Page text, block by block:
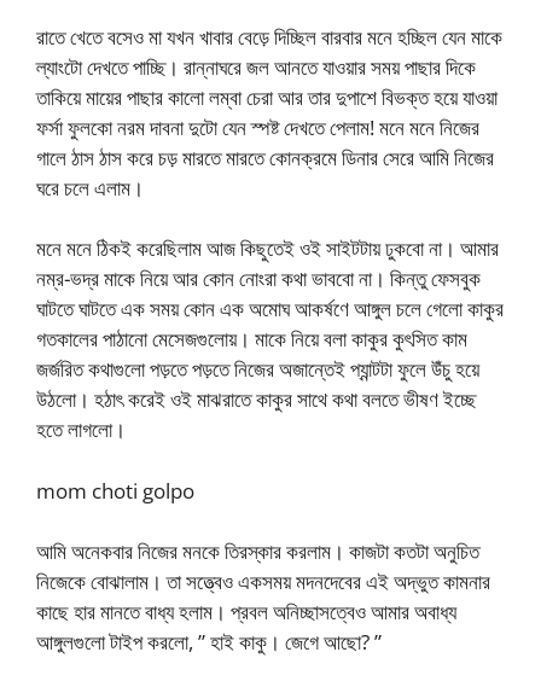
রাতে খেতে বসেও মা যখন খাবার বেড়ে দিচ্ছিল বারবার মনে হচ্ছিল যেন মাকে
ল্যাংটো দেখতে পাচ্ছি। রান্নাঘরে জল আনতে যাওয়ার সময় পাছার দিকে
তাকিয়ে মায়ের পাছার কালো লম্বা চেরা আর তার দুপাশে বিভক্ত হয়ে যাওয়া
ফর্সা ফুলকো নরম দাবনা দুটো যেন স্পষ্ট দেখতে পেলাম! মনে মনে নিজের
গালে ঠাস ঠাস করে চড় মারতে মারতে কোনক্রমে ডিনার সেরে আমি নিজের
ঘরে চলে এলাম।
মনে মনে ঠিকই করেছিলাম আজ কিছুতেই ওই সাইটটায় ঢুকবো না। আমার
নম্র-ভদ্র মাকে নিয়ে আর কোন নোংরা কথা ভাববো না। কিন্তু ফেসবুক
ঘাটতে ঘাটতে এক সময় কোন এক অমোঘ আকর্ষণে আঙ্গুল চলে গেলো কাকুর
গতকালের পাঠানো মেসেজগুলোয়। মাকে নিয়ে বলা কাকুর কুৎসিত কাম
জর্জরিত কথাগুলো পড়তে পড়তে নিজের অজান্তেই প্যান্টটা ফুলে উঁচু হয়ে
উঠলো। হঠাৎ করেই ওই মাঝরাতে কাকুর সাথে কথা বলতে ভীষণ ইচ্ছে
হতে লাগলো।
mom choti golpo
আমি অনেকবার নিজের মনকে তিরস্কার করলাম। কাজটা কতটা অনুচিত
নিজেকে বোঝালাম। তা সত্ত্বেও একসময় মদনদেবের এই অদ্ভুত কামনার
কাছে হার মানতে বাধ্য হলাম। প্রবল অনিচ্ছাসত্বেও আমার অবাধ্য
আঙ্গুলগুলো টাইপ করলো, ” হাই কাকু। জেগে আছো? ”